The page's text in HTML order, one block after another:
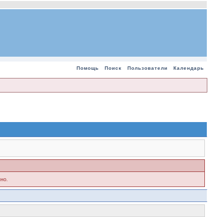
Помощь Поиск Пользователи Календарь